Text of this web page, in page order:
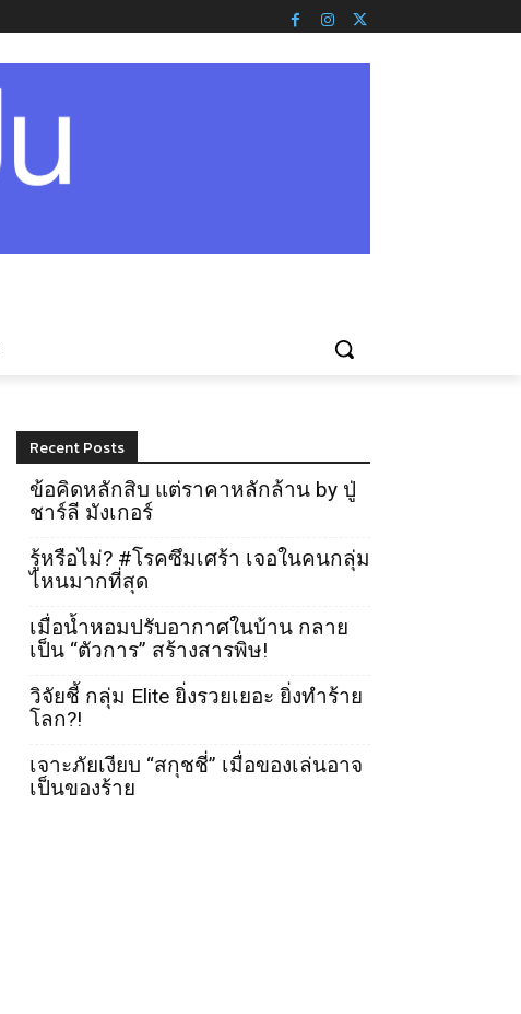
Recent Posts
ข้อคิดหลักสิบ แต่ราคาหลักล้าน by ปู่
ชาร์ลี มังเกอร์
รู้หรือไม่? #โรคซึมเศร้า เจอในคนกลุ่ม
ไหนมากที่สุด
เมื่อน้ำหอมปรับอากาศในบ้าน กลาย
เป็น “ตัวการ” สร้างสารพิษ!
วิจัยชี้ กลุ่ม Elite ยิ่งรวยเยอะ ยิ่งทำร้าย
โลก?!
เจาะภัยเงียบ “สกุชชี่” เมื่อของเล่นอาจ
เป็นของร้าย